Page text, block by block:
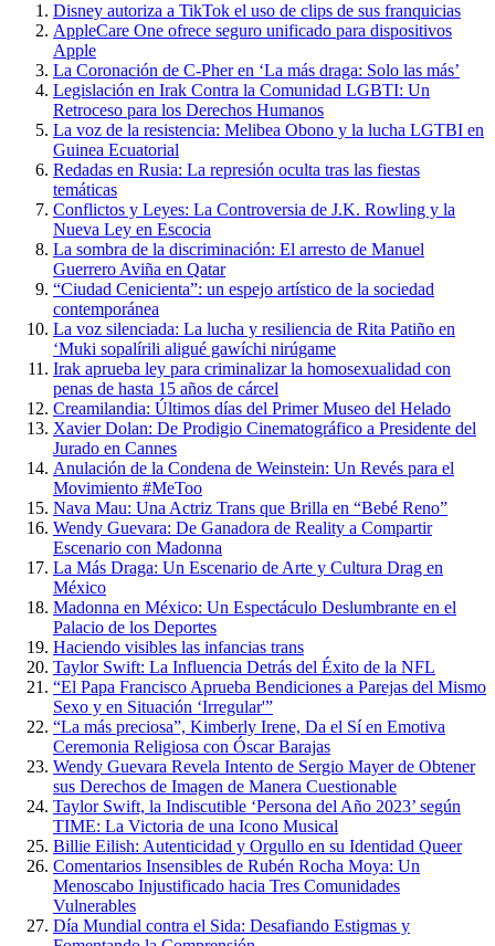
Disney autoriza a TikTok el uso de clips de sus franquicias
AppleCare One ofrece seguro unificado para dispositivos
Apple
La Coronación de C-Pher en ‘La más draga: Solo las más’
Legislación en Irak Contra la Comunidad LGBTI: Un
Retroceso para los Derechos Humanos
La voz de la resistencia: Melibea Obono y la lucha LGTBI en
Guinea Ecuatorial
Redadas en Rusia: La represión oculta tras las fiestas
temáticas
Conflictos y Leyes: La Controversia de J.K. Rowling y la
Nueva Ley en Escocia
La sombra de la discriminación: El arresto de Manuel
Guerrero Aviña en Qatar
“Ciudad Cenicienta”: un espejo artístico de la sociedad
contemporánea
La voz silenciada: La lucha y resiliencia de Rita Patiño en
‘Muki sopalírili aligué gawíchi nirúgame
Irak aprueba ley para criminalizar la homosexualidad con
penas de hasta 15 años de cárcel
Creamilandia: Últimos días del Primer Museo del Helado
Xavier Dolan: De Prodigio Cinematográfico a Presidente del
Jurado en Cannes
Anulación de la Condena de Weinstein: Un Revés para el
Movimiento #MeToo
Nava Mau: Una Actriz Trans que Brilla en “Bebé Reno”
Wendy Guevara: De Ganadora de Reality a Compartir
Escenario con Madonna
La Más Draga: Un Escenario de Arte y Cultura Drag en
México
Madonna en México: Un Espectáculo Deslumbrante en el
Palacio de los Deportes
Haciendo visibles las infancias trans
Taylor Swift: La Influencia Detrás del Éxito de la NFL
“El Papa Francisco Aprueba Bendiciones a Parejas del Mismo
Sexo y en Situación ‘Irregular'”
“La más preciosa”, Kimberly Irene, Da el Sí en Emotiva
Ceremonia Religiosa con Óscar Barajas
Wendy Guevara Revela Intento de Sergio Mayer de Obtener
sus Derechos de Imagen de Manera Cuestionable
Taylor Swift, la Indiscutible ‘Persona del Año 2023’ según
TIME: La Victoria de una Icono Musical
Billie Eilish: Autenticidad y Orgullo en su Identidad Queer
Comentarios Insensibles de Rubén Rocha Moya: Un
Menoscabo Injustificado hacia Tres Comunidades
Vulnerables
Día Mundial contra el Sida: Desafiando Estigmas y